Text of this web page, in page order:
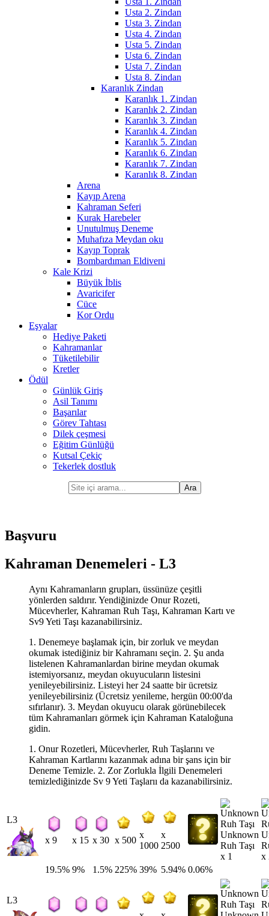
Usta 2. Zindan
Usta 3. Zindan
Usta 4. Zindan
Usta 5. Zindan
Usta 6. Zindan
Usta 7. Zindan
Usta 8. Zindan
Karanlık Zindan
Karanlık 1. Zindan
Karanlık 2. Zindan
Karanlık 3. Zindan
Karanlık 4. Zindan
Karanlık 5. Zindan
Karanlık 6. Zindan
Karanlık 7. Zindan
Karanlık 8. Zindan
Arena
Kayıp Arena
Kahraman Seferi
Kurak Harebeler
Unutulmuş Deneme
Muhafıza Meydan oku
Kayıp Toprak
Bombardıman Eldiveni
Kale Krizi
Büyük İblis
Avaricifer
Cüce
Kor Ordu
Eşyalar
Hediye Paketi
Kahramanlar
Tüketilebilir
Kretler
Ödül
Günlük Giriş
Asil Tanımı
Başarılar
Görev Tahtası
Dilek çeşmesi
Eğitim Günlüğü
Kutsal Çekiç
Tekerlek dostluk
Başvuru
Kahraman Denemeleri - L3
Aynı Kahramanların grupları, üssünüze çeşitli
yönlerden saldırır. Yendiğinizde Onur Rozeti,
Mücevherler, Kahraman Ruh Taşı, Kahraman Kartı ve
Sv9 Yeti Taşı kazanabilirsiniz.
1. Denemeye başlamak için, bir zorluk ve meydan
okumak istediğiniz bir Kahramanı seçin. 2. Şu anda
listelenen Kahramanlardan birine meydan okumak
istemiyorsanız, meydan okuyucuların listesini
yenileyebilirsiniz. Listeyi her 24 saatte bir ücretsiz
yenileyebilirsiniz (Ücretsiz yenileme, hergün 00:00'da
sıfırlanır). 3. Meydan okuyucu olarak görünebilecek
tüm Kahramanları görmek için Kahraman Kataloğuna
gidin.
1. Onur Rozetleri, Mücevherler, Ruh Taşlarını ve
Kahraman Kartlarını kazanmak adına bir şans için bir
Deneme Temizle. 2. Zor Zorlukla İlgili Denemeleri
temizlediğinizde Sv 9 Yeti Taşlarıı da kazanabilirsiniz.
L3
x 9 x 15 x 30 x 500
x
1000
x
2500
Unknown
Ruh Taşı
x 1
x
19.5% 9% 1.5% 225% 39% 5.94% 0.06%
L3